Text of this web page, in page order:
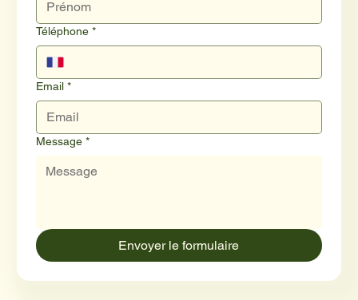
Téléphone *
Email *
Message *
Envoyer le formulaire